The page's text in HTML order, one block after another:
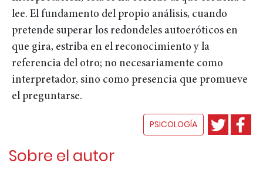
lee. El fundamento del propio análisis, cuando
pretende superar los redondeles autoeróticos en
que gira, estriba en el reconocimiento y la
referencia del otro; no necesariamente como
interpretador, sino como presencia que promueve
el preguntarse.
PSICOLOGÍA
Sobre el autor